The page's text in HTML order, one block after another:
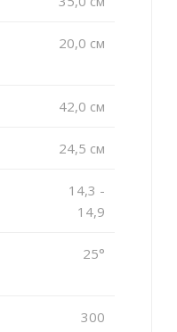
20,0 cм
42,0 cм
24,5 cм
14,3 -
14,9
25°
300